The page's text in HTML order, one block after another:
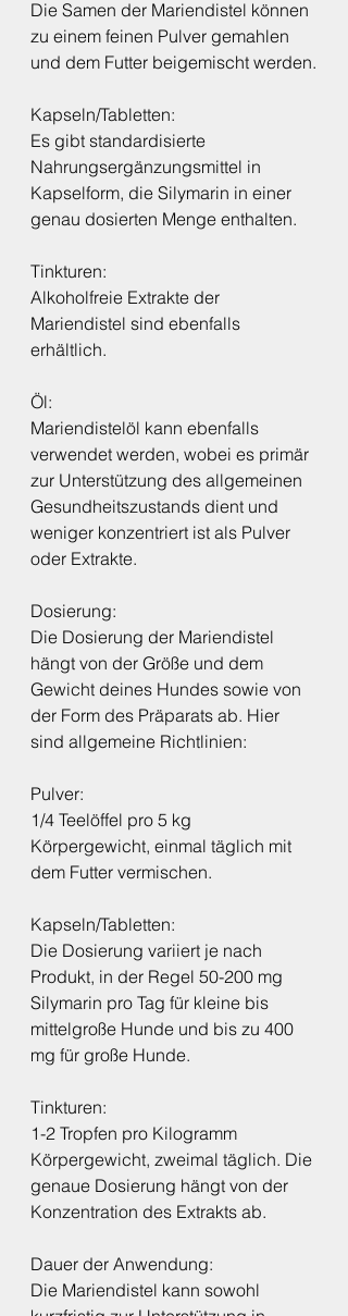
Die Samen der Mariendistel können
zu einem feinen Pulver gemahlen
und dem Futter beigemischt werden.
Kapseln/Tabletten:
Es gibt standardisierte
Nahrungsergänzungsmittel in
Kapselform, die Silymarin in einer
genau dosierten Menge enthalten.
Tinkturen:
Alkoholfreie Extrakte der
Mariendistel sind ebenfalls
erhältlich.
Öl:
Mariendistelöl kann ebenfalls
verwendet werden, wobei es primär
zur Unterstützung des allgemeinen
Gesundheitszustands dient und
weniger konzentriert ist als Pulver
oder Extrakte.
Dosierung:
Die Dosierung der Mariendistel
hängt von der Größe und dem
Gewicht deines Hundes sowie von
der Form des Präparats ab. Hier
sind allgemeine Richtlinien:
Pulver:
1/4 Teelöffel pro 5 kg
Körpergewicht, einmal täglich mit
dem Futter vermischen.
Kapseln/Tabletten:
Die Dosierung variiert je nach
Produkt, in der Regel 50-200 mg
Silymarin pro Tag für kleine bis
mittelgroße Hunde und bis zu 400
mg für große Hunde.
Tinkturen:
1-2 Tropfen pro Kilogramm
Körpergewicht, zweimal täglich. Die
genaue Dosierung hängt von der
Konzentration des Extrakts ab.
Dauer der Anwendung:
Die Mariendistel kann sowohl